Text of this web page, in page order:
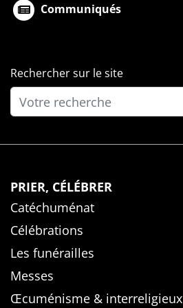
Communiqués
Rechercher sur le site
PRIER, CÉLÉBRER
Catéchuménat
Célébrations
Les funérailles
Messes
Œcuménisme & interreligieux